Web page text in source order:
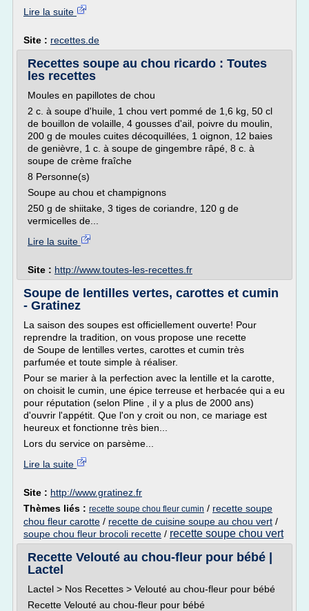
Lire la suite
Site : recettes.de
Recettes soupe au chou ricardo : Toutes
les recettes
Moules en papillotes de chou
2 c. à soupe d'huile, 1 chou vert pommé de 1,6 kg, 50 cl
de bouillon de volaille, 4 gousses d'ail, poivre du moulin,
200 g de moules cuites décoquillées, 1 oignon, 12 baies
de genièvre, 1 c. à soupe de gingembre râpé, 8 c. à
soupe de crème fraîche
8 Personne(s)
Soupe au chou et champignons
250 g de shiitake, 3 tiges de coriandre, 120 g de
vermicelles de...
Lire la suite
Site : http://www.toutes-les-recettes.fr
Soupe de lentilles vertes, carottes et cumin
- Gratinez
La saison des soupes est officiellement ouverte! Pour
reprendre la tradition, on vous propose une recette
de Soupe de lentilles vertes, carottes et cumin très
parfumée et toute simple à réaliser.
Pour se marier à la perfection avec la lentille et la carotte,
on choisit le cumin, une épice terreuse et herbacée qui a eu
pour réputation (selon Pline , il y a plus de 2000 ans)
d'ouvrir l'appétit. Que l'on y croit ou non, ce mariage est
heureux et fonctionne très bien...
Lors du service on parsème...
Lire la suite
Site : http://www.gratinez.fr
Thèmes liés : recette soupe chou fleur cumin / recette soupe
chou fleur carotte / recette de cuisine soupe au chou vert /
soupe chou fleur brocoli recette / recette soupe chou vert
Recette Velouté au chou-fleur pour bébé |
Lactel
Lactel > Nos Recettes > Velouté au chou-fleur pour bébé
Recette Velouté au chou-fleur pour bébé